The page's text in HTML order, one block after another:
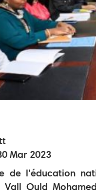
Mar 2023
de l’éducation
Vall Ould